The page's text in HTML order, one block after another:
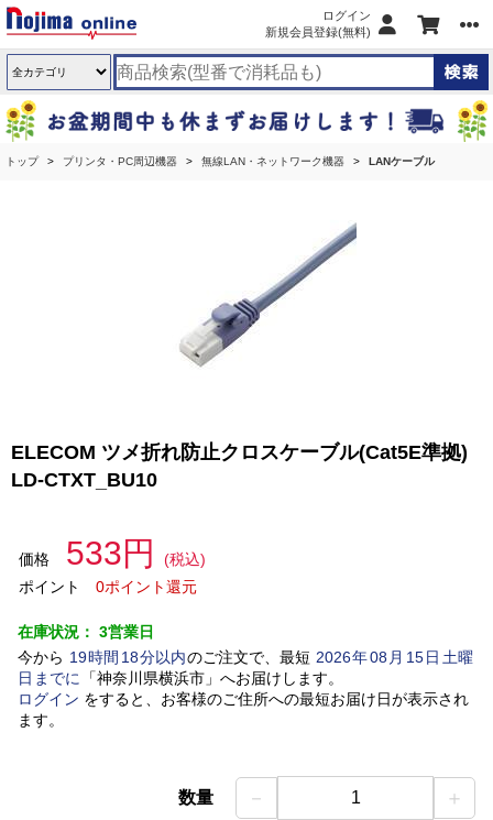
ログイン
新規会員登録(無料)
トップ プリンタ・PC周辺機器 無線LAN・ネットワーク機器 LANケーブル
ELECOM ツメ折れ防止クロスケーブル(Cat5E準拠)
LD-CTXT_BU10
価格 533円
(税込)
ポイント
0ポイント還元
在庫状況： 3営業日
今から 19時間 18分以内のご注文で、最短 2026年08 月 15日土曜
日 までに 「神奈川県横浜市」 へお届けします。
ログイン をすると、お客様のご住所への最短お届け日が表示され
ます。
数量 － 1 ＋